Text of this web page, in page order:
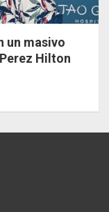
un masivo
Hilton